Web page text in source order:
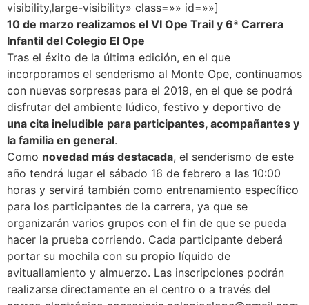
visibility,large-visibility» class=»» id=»»]
10 de marzo realizamos el VI Ope Trail y 6ª Carrera
Infantil del Colegio El Ope
Tras el éxito de la última edición, en el que
incorporamos el senderismo al Monte Ope, continuamos
con nuevas sorpresas para el 2019, en el que se podrá
disfrutar del ambiente lúdico, festivo y deportivo de
una cita ineludible para participantes, acompañantes y
la familia en general.
Como novedad más destacada, el senderismo de este
año tendrá lugar el sábado 16 de febrero a las 10:00
horas y servirá también como entrenamiento específico
para los participantes de la carrera, ya que se
organizarán varios grupos con el fin de que se pueda
hacer la prueba corriendo. Cada participante deberá
portar su mochila con su propio líquido de
avituallamiento y almuerzo. Las inscripciones podrán
realizarse directamente en el centro o a través del